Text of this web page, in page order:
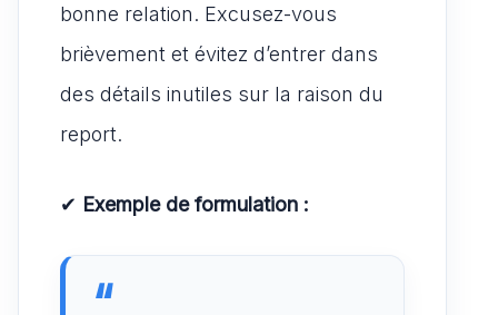
bonne relation. Excusez-vous
brièvement et évitez d’entrer dans
des détails inutiles sur la raison du
report.
✔ Exemple de formulation :